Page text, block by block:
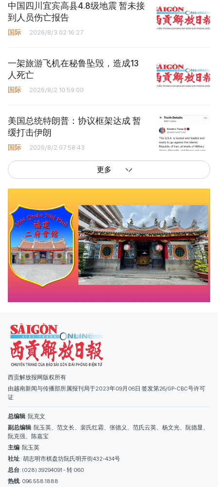
中国四川宜宾高县4.8级地震 暂未接
到人员伤亡报告
国际 2026/8/3 02:16:27
一架旅游飞机在秘鲁坠毁，造成13
人死亡
国际 2026/8/2 10:59:00
美国总统特朗普：协议框架达成 暂
缓打击伊朗
国际 2026/8/2 07:58:43
更多
西贡解放报网版权所有
由越南新闻与传播部所属报刊局于2023年09月06日 签发第26/GP-CBC号许可
副总编辑: 阮玉英、范文长、裴氏红霜、张德义、范氏云英、杨文光、阮德显、
阮克强、陈嘉宝
主编: 阮玉英
社址: 胡志明市棋盘坊阮氏明开街432-434号
总台: (028) 39294091 - 转 060
热线: 096.558.1888
编辑部: (028) 39294092 - 转 060
电子信箱
广告部
(028) 38334185
quangcaohoavan09@gmail.com;